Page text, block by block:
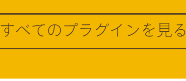
すべてのプラグインを見る